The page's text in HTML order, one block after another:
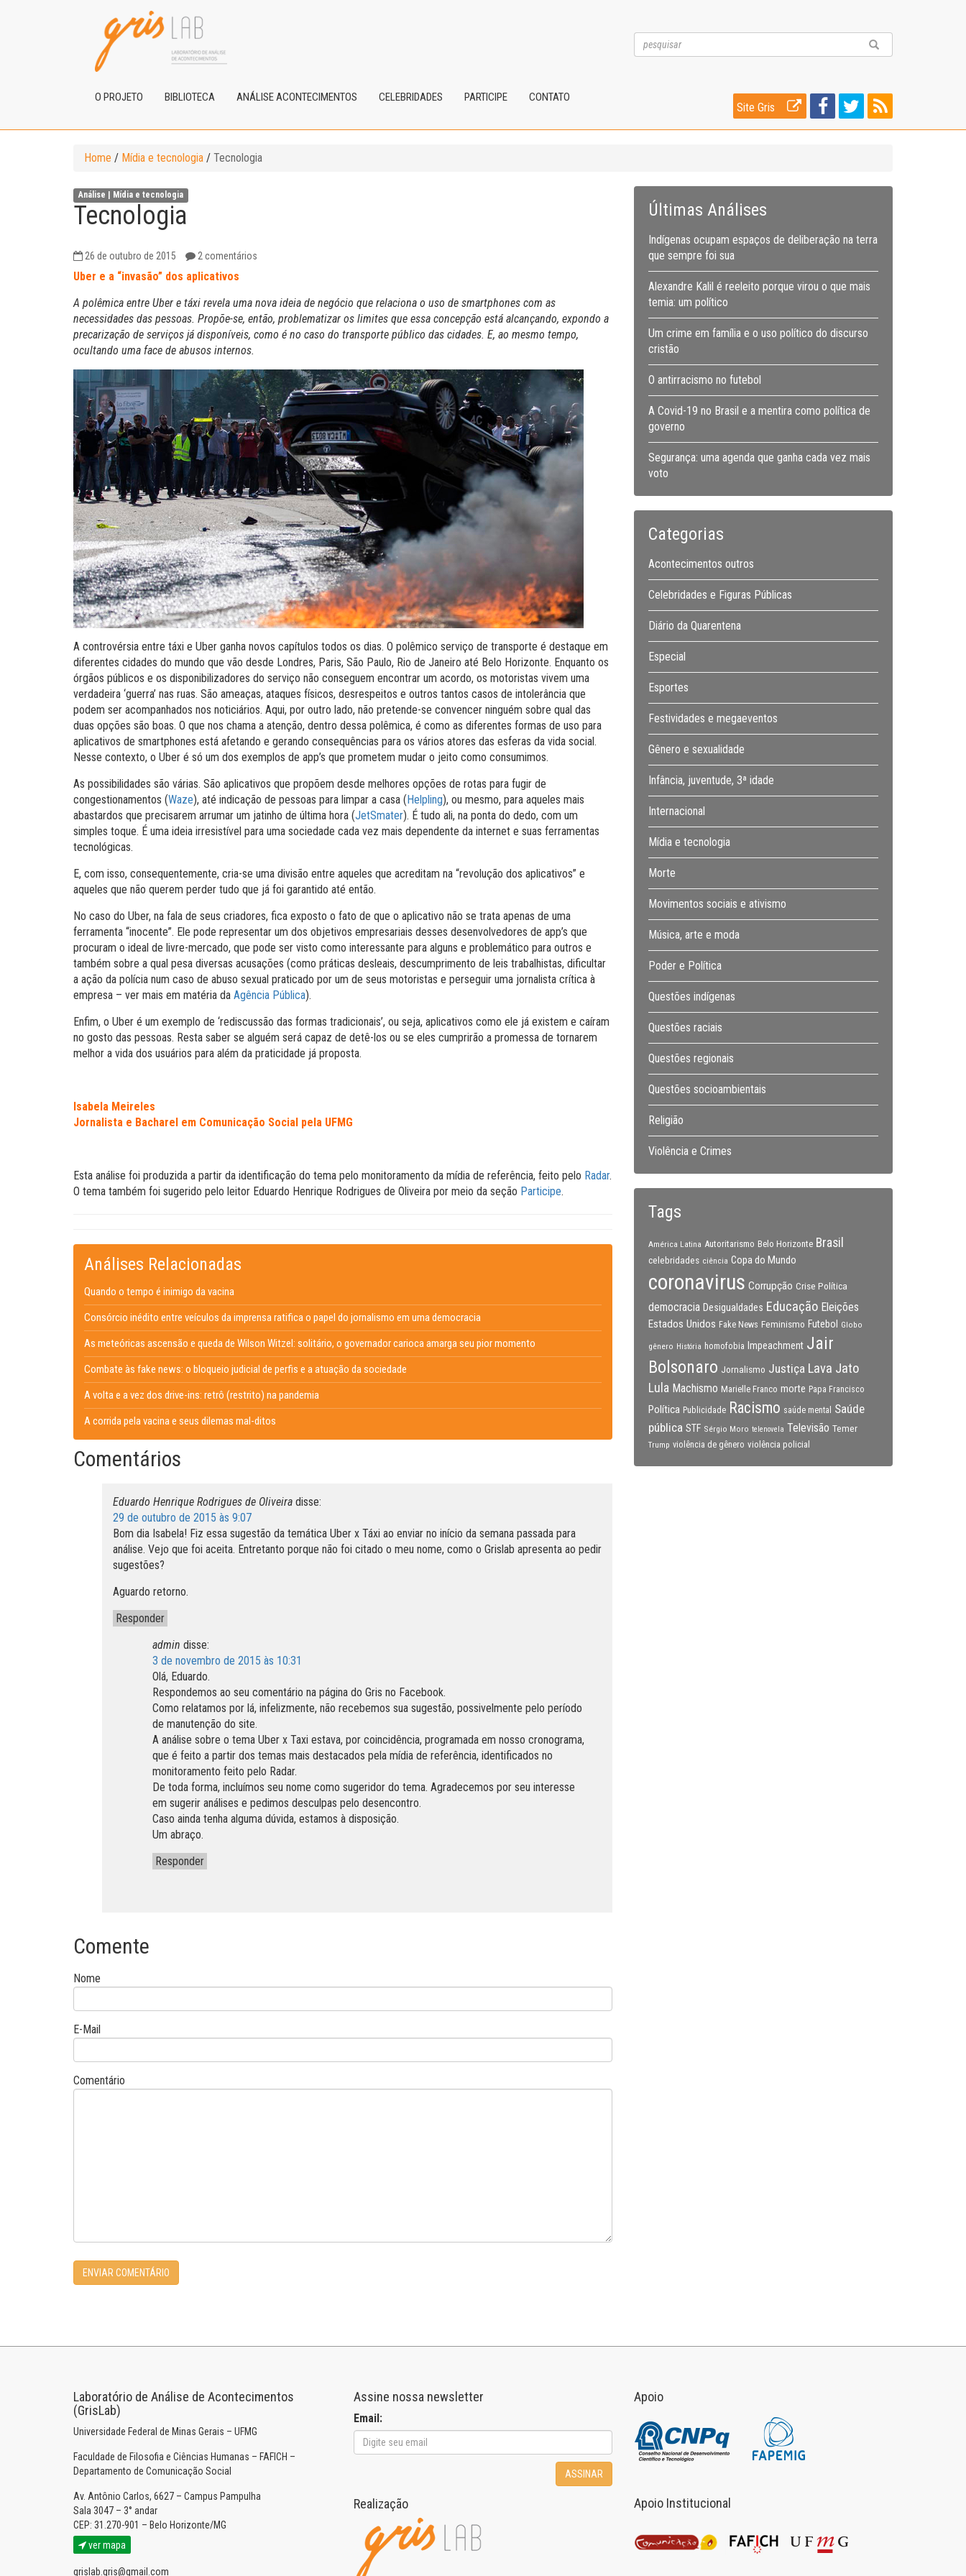
O PROJETO BIBLIOTECA ANÁLISE ACONTECIMENTOS CELEBRIDADES PARTICIPE CONTATO
Site Gris
Home / Mídia e tecnologia / Tecnologia
Análise | Mídia e tecnologia
Tecnologia
26 de outubro de 2015 2 comentários
Uber e a “invasão” dos aplicativos
A polêmica entre Uber e táxi revela uma nova ideia de negócio que relaciona o uso de smartphones com as
necessidades das pessoas. Propõe-se, então, problematizar os limites que essa concepção está alcançando, expondo a
precarização de serviços já disponíveis, como é no caso do transporte público das cidades. E, ao mesmo tempo,
ocultando uma face de abusos internos.
A controvérsia entre táxi e Uber ganha novos capítulos todos os dias. O polêmico serviço de transporte é destaque em
diferentes cidades do mundo que vão desde Londres, Paris, São Paulo, Rio de Janeiro até Belo Horizonte. Enquanto os
órgãos públicos e os disponibilizadores do serviço não conseguem encontrar um acordo, os motoristas vivem uma
verdadeira ‘guerra’ nas ruas. São ameaças, ataques físicos, desrespeitos e outros tantos casos de intolerância que
podem ser acompanhados nos noticiários. Aqui, por outro lado, não pretende-se convencer ninguém sobre qual das
duas opções são boas. O que nos chama a atenção, dentro dessa polêmica, é como as diferentes formas de uso para
aplicativos de smartphones está afetando e gerando consequências para os vários atores das esferas da vida social.
Nesse contexto, o Uber é só um dos exemplos de app’s que prometem mudar o jeito como consumimos.
As possibilidades são várias. São aplicativos que propõem desde melhores opções de rotas para fugir de
congestionamentos (Waze), até indicação de pessoas para limpar a casa (Helpling), ou mesmo, para aqueles mais
abastardos que precisarem arrumar um jatinho de última hora (JetSmater). É tudo ali, na ponta do dedo, com um
simples toque. É uma ideia irresistível para uma sociedade cada vez mais dependente da internet e suas ferramentas
tecnológicas.
E, com isso, consequentemente, cria-se uma divisão entre aqueles que acreditam na “revolução dos aplicativos” e
aqueles que não querem perder tudo que já foi garantido até então.
No caso do Uber, na fala de seus criadores, fica exposto o fato de que o aplicativo não se trata apenas de uma
ferramenta “inocente”. Ele pode representar um dos objetivos empresariais desses desenvolvedores de app’s que
procuram o ideal de livre-mercado, que pode ser visto como interessante para alguns e problemático para outros e
também sobre a qual pesa diversas acusações (como práticas desleais, descumprimento de leis trabalhistas, dificultar
a ação da polícia num caso de abuso sexual praticado por um de seus motoristas e perseguir uma jornalista crítica à
empresa – ver mais em matéria da Agência Pública).
Enfim, o Uber é um exemplo de ‘rediscussão das formas tradicionais’, ou seja, aplicativos como ele já existem e caíram
no gosto das pessoas. Resta saber se alguém será capaz de detê-los ou se eles cumprirão a promessa de tornarem
melhor a vida dos usuários para além da praticidade já proposta.
Isabela Meireles
Jornalista e Bacharel em Comunicação Social pela UFMG
Esta análise foi produzida a partir da identificação do tema pelo monitoramento da mídia de referência, feito pelo Radar.
O tema também foi sugerido pelo leitor Eduardo Henrique Rodrigues de Oliveira por meio da seção Participe.
Análises Relacionadas
Quando o tempo é inimigo da vacina
Consórcio inédito entre veículos da imprensa ratifica o papel do jornalismo em uma democracia
As meteóricas ascensão e queda de Wilson Witzel: solitário, o governador carioca amarga seu pior momento
Combate às fake news: o bloqueio judicial de perfis e a atuação da sociedade
A volta e a vez dos drive-ins: retrô (restrito) na pandemia
A corrida pela vacina e seus dilemas mal-ditos
Comentários
Eduardo Henrique Rodrigues de Oliveira disse:
29 de outubro de 2015 às 9:07
Bom dia Isabela! Fiz essa sugestão da temática Uber x Táxi ao enviar no início da semana passada para
análise. Vejo que foi aceita. Entretanto porque não foi citado o meu nome, como o Grislab apresenta ao pedir
sugestões?
Aguardo retorno.
Responder
admin disse:
3 de novembro de 2015 às 10:31
Olá, Eduardo.
Respondemos ao seu comentário na página do Gris no Facebook.
Como relatamos por lá, infelizmente, não recebemos sua sugestão, possivelmente pelo período
de manutenção do site.
A análise sobre o tema Uber x Taxi estava, por coincidência, programada em nosso cronograma,
que é feito a partir dos temas mais destacados pela mídia de referência, identificados no
monitoramento feito pelo Radar.
De toda forma, incluímos seu nome como sugeridor do tema. Agradecemos por seu interesse
em sugerir análises e pedimos desculpas pelo desencontro.
Caso ainda tenha alguma dúvida, estamos à disposição.
Um abraço.
Responder
Comente
Nome
E-Mail
Comentário
Últimas Análises
Indígenas ocupam espaços de deliberação na terra
que sempre foi sua
Alexandre Kalil é reeleito porque virou o que mais
temia: um político
Um crime em família e o uso político do discurso
cristão
O antirracismo no futebol
A Covid-19 no Brasil e a mentira como política de
governo
Segurança: uma agenda que ganha cada vez mais
voto
Categorias
Acontecimentos outros
Celebridades e Figuras Públicas
Diário da Quarentena
Especial
Esportes
Festividades e megaeventos
Gênero e sexualidade
Infância, juventude, 3ª idade
Internacional
Mídia e tecnologia
Morte
Movimentos sociais e ativismo
Música, arte e moda
Poder e Política
Questões indígenas
Questões raciais
Questões regionais
Questões socioambientais
Religião
Violência e Crimes
Tags
América Latina Autoritarismo Belo Horizonte Brasil
celebridades ciência Copa do Mundo
coronavirus Corrupção Crise Política
democracia Desigualdades Educação Eleições
Estados Unidos Fake News Feminismo Futebol Globo
gênero História homofobia Impeachment Jair
Bolsonaro Jornalismo Justiça Lava Jato
Lula Machismo Marielle Franco morte Papa Francisco
Política Publicidade Racismo saúde mental
Saúde
pública STF Sérgio Moro telenovela Televisão Temer
Trump violência de gênero violência policial
Laboratório de Análise de Acontecimentos
(GrisLab)
Universidade Federal de Minas Gerais – UFMG
Faculdade de Filosofia e Ciências Humanas – FAFICH –
Departamento de Comunicação Social
Av. Antônio Carlos, 6627 – Campus Pampulha
Sala 3047 – 3° andar
CEP: 31.270-901 – Belo Horizonte/MG
ver mapa
grislab.gris@gmail.com
Assine nossa newsletter
Email:
ASSINAR
Realização
Apoio
Apoio Institucional